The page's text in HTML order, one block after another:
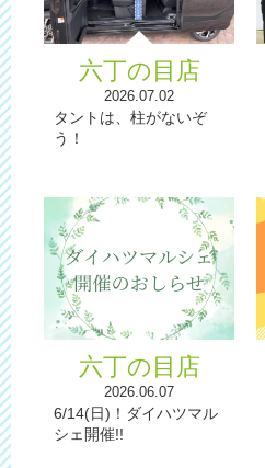
六丁の目店
2026.07.02
タントは、柱がないぞ
う！
六丁の目店
2026.06.07
6/14(日)！ダイハツマル
シェ開催!!